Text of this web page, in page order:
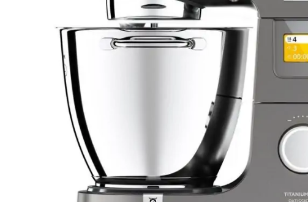
Weber Elektrogrill
Weber Zubehör>
BBQ Kitchen -
Grillmontage &